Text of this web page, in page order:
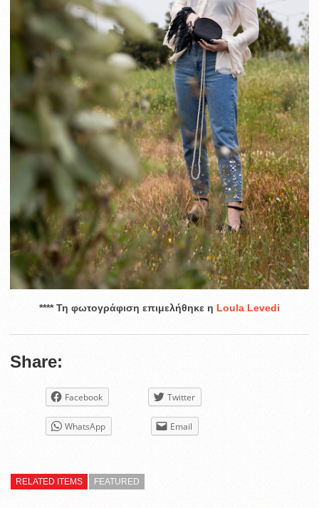
**** Τη φωτογράφιση επιμελήθηκε η Loula Levedi
Share:
Facebook Twitter
WhatsApp Email
RELATED ITEMS FEATURED